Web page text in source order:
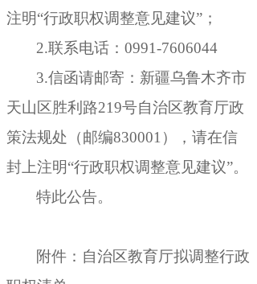
注明“行政职权调整意见建议”；
2.联系电话：0991-7606044
3.信函请邮寄：新疆乌鲁木齐市
天山区胜利路219号自治区教育厅政
策法规处（邮编830001）
， 请在信
封上注明“行政职权调整意见建议”。
特此公告。
附件：自治区教育厅拟调整行政